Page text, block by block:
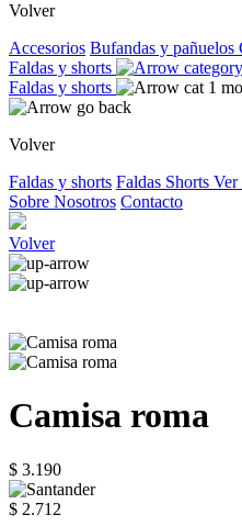
Volver
Accesorios Bufandas y pañuelos
Faldas y shorts
Faldas y shorts
Volver
Faldas y shorts Faldas Shorts Ver
Sobre Nosotros Contacto
Volver
Camisa roma
$ 3.190
$ 2.712